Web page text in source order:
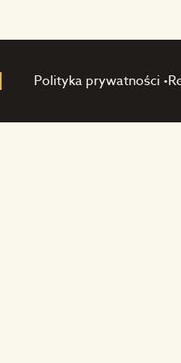
Polityka prywatności •